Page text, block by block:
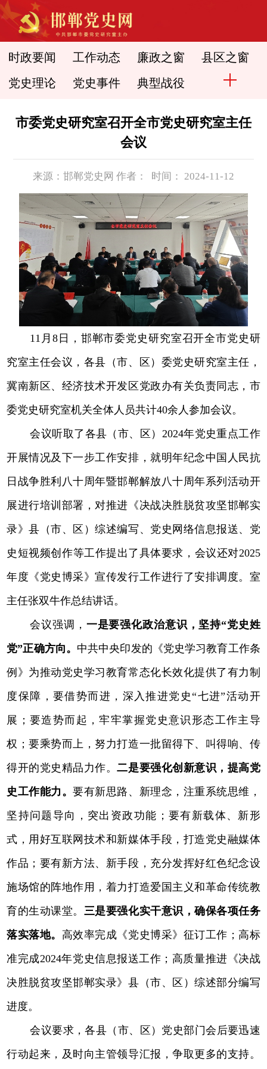
时政要闻 工作动态 廉政之窗 县区之窗
党史理论 党史事件 典型战役
市委党史研究室召开全市党史研究室主任
会议
来源：邯郸党史网 作者： 时间： 2024-11-12
11月8日，邯郸市委党史研究室召开全市党史研
究室主任会议，各县（市、区）委党史研究室主任，
冀南新区、经济技术开发区党政办有关负责同志，市
委党史研究室机关全体人员共计40余人参加会议。
会议听取了各县（市、区）2024年党史重点工作
开展情况及下一步工作安排，就明年纪念中国人民抗
日战争胜利八十周年暨邯郸解放八十周年系列活动开
展进行培训部署，对推进《决战决胜脱贫攻坚邯郸实
录》县（市、区）综述编写、党史网络信息报送、党
史短视频创作等工作提出了具体要求，会议还对2025
年度《党史博采》宣传发行工作进行了安排调度。室
主任张双牛作总结讲话。
会议强调， 一是要强化政治意识，坚持“党史姓
党”正确方向。 中共中央印发的《党史学习教育工作条
例》为推动党史学习教育常态化长效化提供了有力制
度保障，要借势而进，深入推进党史“七进”活动开
展；要造势而起，牢牢掌握党史意识形态工作主导
权；要乘势而上，努力打造一批留得下、叫得响、传
得开的党史精品力作。二是要强化创新意识，提高党
史工作能力。要有新思路、新理念，注重系统思维，
坚持问题导向，突出资政功能；要有新载体、新形
式，用好互联网技术和新媒体手段，打造党史融媒体
作品；要有新方法、新手段，充分发挥好红色纪念设
施场馆的阵地作用，着力打造爱国主义和革命传统教
育的生动课堂。 三是要强化实干意识，确保各项任务
落实落地。 高效率完成《党史博采》征订工作；高标
准完成2024年党史信息报送工作；高质量推进《决战
决胜脱贫攻坚邯郸实录》县（市、区）综述部分编写
进度。
会议要求，各县（市、区）党史部门会后要迅速
行动起来，及时向主管领导汇报，争取更多的支持。